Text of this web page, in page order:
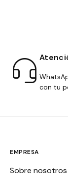
con tu
EMPRESA
Sobre nosotros